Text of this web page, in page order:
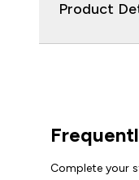
Product
Complete your